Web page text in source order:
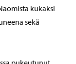
kukaksi
sekä